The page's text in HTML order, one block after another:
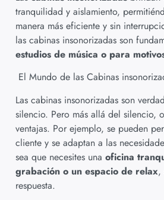
tranquilidad y aislamiento,
manera más eficiente y sin
las cabinas insonorizadas son
estudios de música o para
El Mundo de las Cabinas
Las cabinas insonorizadas son
silencio. Pero más allá del silencio,
ventajas. Por ejemplo, se pueden
cliente y se adaptan a las
sea que necesites una oficina
grabación o un espacio de relax,
respuesta.